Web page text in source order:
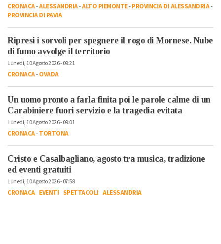
CRONACA-ALESSANDRIA-ALTO PIEMONTE-PROVINCIA DI ALESSANDRIA-
PROVINCIA DI PAVIA
Ripresi i sorvoli per spegnere il rogo di Mornese. Nube
di fumo avvolge il territorio
Lunedì, 10 Agosto 2026 - 09:21
CRONACA-OVADA
Un uomo pronto a farla finita poi le parole calme di un
Carabiniere fuori servizio e la tragedia evitata
Lunedì, 10 Agosto 2026 - 09:01
CRONACA-TORTONA
Cristo e Casalbagliano, agosto tra musica, tradizione
ed eventi gratuiti
Lunedì, 10 Agosto 2026 - 07:58
CRONACA-EVENTI-SPETTACOLI-ALESSANDRIA